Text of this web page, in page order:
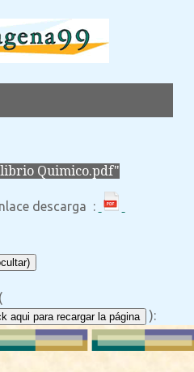
Quimico.pdf"
descarga :
aqui para recargar la página ):